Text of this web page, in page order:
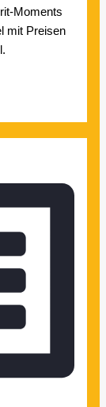
Moments
mit Preisen